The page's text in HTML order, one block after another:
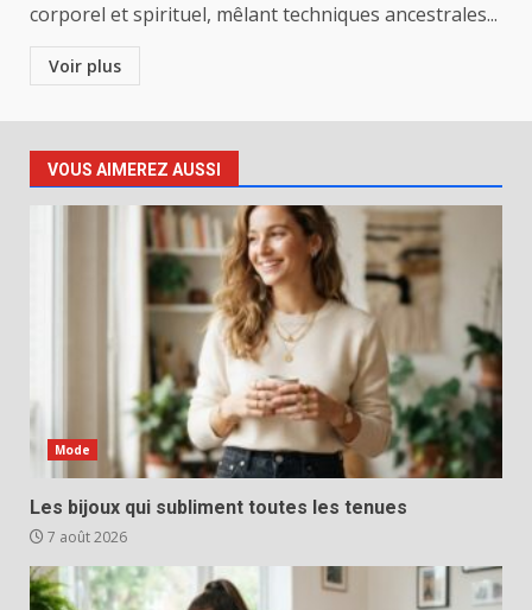
corporel et spirituel, mêlant techniques ancestrales...
Voir plus
VOUS AIMEREZ AUSSI
Mode
Les bijoux qui subliment toutes les tenues
7 août 2026